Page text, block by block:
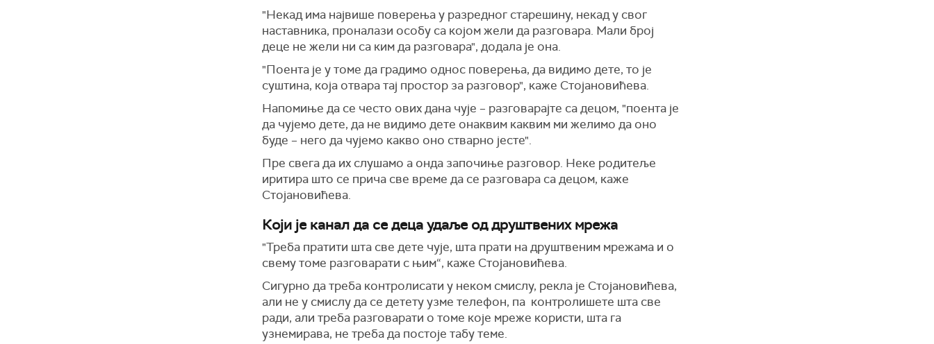
"Некад има највише поверења у разредног старешину, некад у свог
наставника, проналази особу са којом жели да разговара. Мали број
деце не жели ни са ким да разговара", додала је она.
"Поента је у томе да градимо однос поверења, да видимо дете, то је
суштина, која отвара тај простор за разговор", каже Стојановићева.
Напомиње да се често ових дана чује – разговарајте са децом, "поента је
да чујемо дете, да не видимо дете онаквим каквим ми желимо да оно
буде – него да чујемо какво оно стварно јесте".
Пре свега да их слушамо а онда започиње разговор. Неке родитеље
иритира што се прича све време да се разговара са децом, каже
Стојановићева.
Који је канал да се деца удаље од друштвених мрежа
"Треба пратити шта све дете чује, шта прати на друштвеним мрежама и о
свему томе разговарати с њим“, каже Стојановићева.
Сигурно да треба контролисати у неком смислу, рекла је Стојановићева,
али не у смислу да се детету узме телефон, па контролишете шта све
ради, али треба разговарати о томе које мреже користи, шта га
узнемирава, не треба да постоје табу теме.